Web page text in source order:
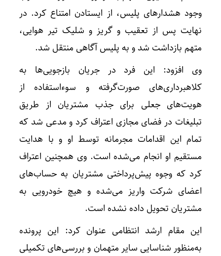
وجود هشدارهای پلیس، از ایستادن امتناع کرد. در
نهایت پس از تعقیب و گریز و شلیک تیر هوایی،
متهم بازداشت شد و به پلیس آگاهی منتقل شد.
وی افزود: این فرد در جریان بازجویی‌ها به
کلاهبرداری‌های صورت‌گرفته و سوءاستفاده از
هویت‌های جعلی برای جذب مشتریان از طریق
تبلیغات در فضای مجازی اعتراف کرد و مدعی شد که
تمام این اقدامات مجرمانه توسط او و با هدایت
مستقیم او انجام می‌شده است. وی همچنین اعتراف
کرد که وجوه پیش‌پرداختی مشتریان به حساب‌های
اعضای شرکت واریز می‌شده و هیچ خودرویی به
مشتریان تحویل داده نشده است.
این مقام ارشد انتظامی عنوان کرد: این پرونده
به‌منظور شناسایی سایر متهمان و بررسی‌های تکمیلی